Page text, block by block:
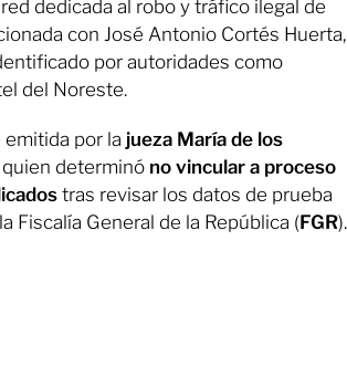
dedicada al robo y tráfico ilegal de
con José Antonio Cortés Huerta,
por autoridades como
del Noreste.
por la jueza María de los
quien determinó no vincular a proceso
tras revisar los datos de prueba
Fiscalía General de la República (FGR).